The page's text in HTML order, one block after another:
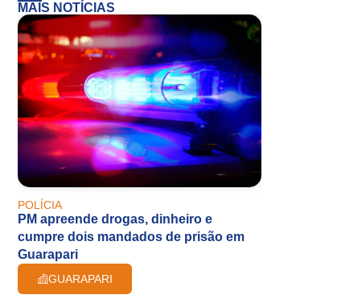
MAIS NOTÍCIAS
POLÍCIA
PM apreende drogas, dinheiro e
cumpre dois mandados de prisão em
Guarapari
GUARAPARI